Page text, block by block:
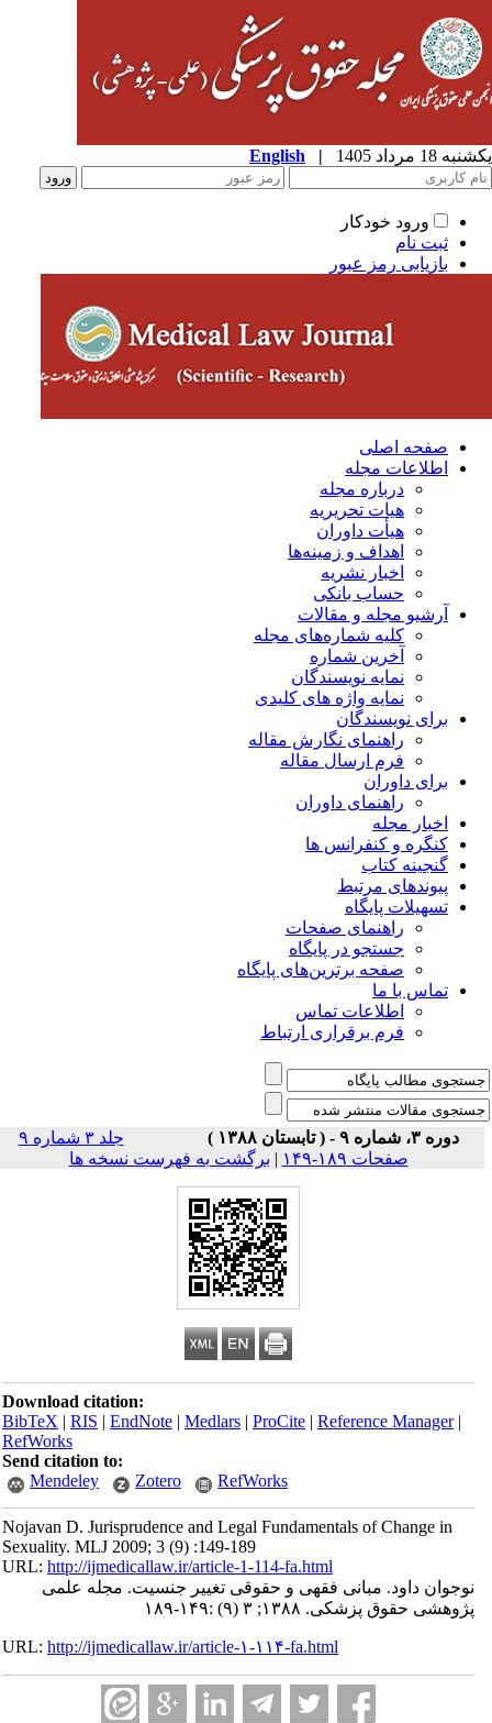
18 مرداد 1405 |
English
ورود خودکار
ثبت نام
بازیابی رمز عبور
صفحه اصلی
اطلاعات مجله
درباره مجله
هیات تحریریه
هیأت داوران
اهداف و زمینه‌ها
اخبار نشریه
حساب بانکی
آرشیو مجله و مقالات
کلیه شماره‌های مجله
آخرین شماره
نمایه نویسندگان
نمایه واژه های کلیدی
برای نویسندگان
راهنمای نگارش مقاله
فرم ارسال مقاله
برای داوران
راهنمای داوران
اخبار مجله
کنگره و کنفرانس ها
گنجینه کتاب
پیوندهای مرتبط
تسهیلات پایگاه
راهنمای صفحات
جستجو در پایگاه
صفحه برترین‌های پایگاه
تماس با ما
اطلاعات تماس
فرم برقراری ارتباط
دوره ۳، شماره ۹ - ( تابستان ۱۳۸۸ )
جلد ۳ شماره ۹
صفحات ۱۸۹-۱۴۹
| برگشت به فهرست نسخه ها
Download citation:
BibTeX|RIS|EndNote|Medlars|ProCite|Reference Manager
RefWorks
Send citation to:
Mendeley
Zotero RefWorks
Nojavan D. Jurisprudence and Legal Fundamentals of Change in
Sexuality. MLJ 2009; 3 (9) :149-189
URL:http://ijmedicallaw.ir/article-1-114-fa.html
نوجوان داود. مبانی فقهی و حقوقی تغییر جنسیت. مجله علمی
پژوهشی حقوق پزشکی. ۱۳۸۸; ۳ (۹) :۱۴۹-۱۸۹
URL:http://ijmedicallaw.ir/article-۱-۱۱۴-fa.html